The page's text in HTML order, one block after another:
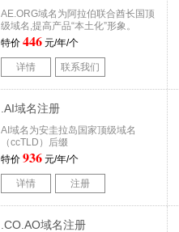
AE.ORG域名为阿拉伯联合酋长国顶
级域名,提高产品“本土化”形象。
特价 446 元/年/个
详情 联系我们
.AI域名注册
AI域名为安圭拉岛国家顶级域名
（ccTLD）后缀
特价 936 元/年/个
详情 注册
.CO.AO域名注册